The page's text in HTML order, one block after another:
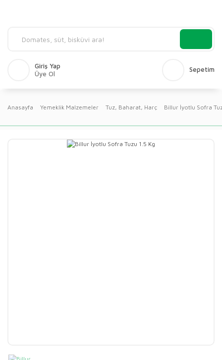
Giriş Yap
Üye Ol
Sepetim
Anasayfa Yemeklik Malzemeler Tuz, Baharat, Harç Billur İyotlu Sofra